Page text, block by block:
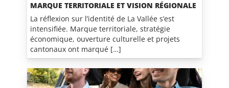
MARQUE TERRITORIALE ET VISION RÉGIONALE
La réflexion sur l’identité de La Vallée s’est
intensifiée. Marque territoriale, stratégie
économique, ouverture culturelle et projets
cantonaux ont marqué […]